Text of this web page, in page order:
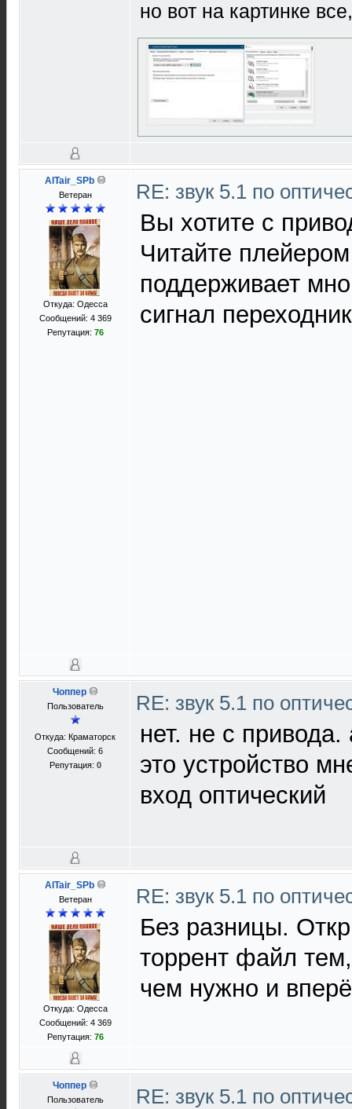
но вот на картинке
AlTair_SPb
Ветеран
Откуда: Одесса
Сообщений: 4 369
Репутация: 76
RE: звук 5.1 по
Вы хотите с
Читайте
поддерживает
сигнал
Чоппер
Пользователь
Откуда: Краматорск
Сообщений: 6
Репутация: 0
RE: звук 5.1 по
нет. не с
это устройство
вход оптический
AlTair_SPb
Ветеран
Откуда: Одесса
Сообщений: 4 369
Репутация: 76
RE: звук 5.1 по
Без разницы.
торрент файл тем,
чем нужно и
Чоппер
Пользователь
RE: звук 5.1 по